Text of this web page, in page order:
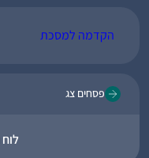
הקדמה למסכת
פסחים צג